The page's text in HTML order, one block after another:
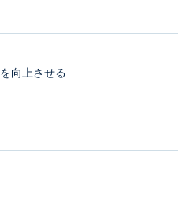
向上させる